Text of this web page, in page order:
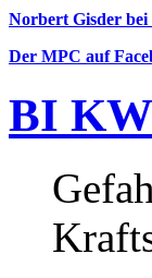
Norbert Gisder bei
Der MPC auf
BI KW